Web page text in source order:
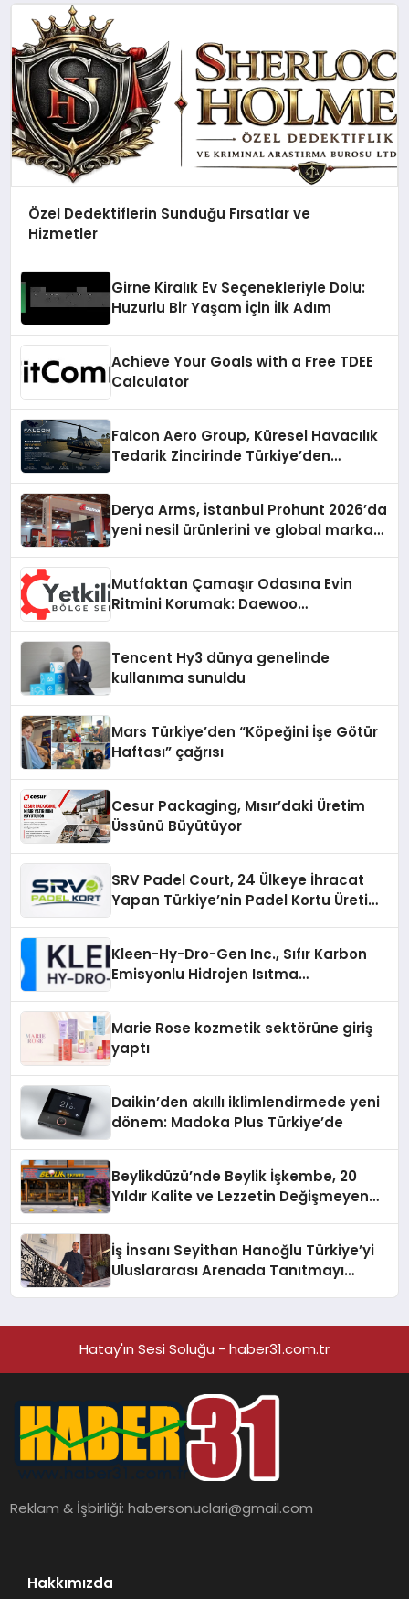
Özel Dedektiflerin Sunduğu Fırsatlar ve
Hizmetler
Girne Kiralık Ev Seçenekleriyle Dolu:
Huzurlu Bir Yaşam İçin İlk Adım
Achieve Your Goals with a Free TDEE
Calculator
Falcon Aero Group, Küresel Havacılık
Tedarik Zincirinde Türkiye’den
Derya Arms, İstanbul Prohunt 2026’da
yeni nesil ürünlerini ve global marka
Mutfaktan Çamaşır Odasına Evin
Ritmini Korumak: Daewoo
Tencent Hy3 dünya genelinde
kullanıma sunuldu
Mars Türkiye’den “Köpeğini İşe Götür
Haftası” çağrısı
Cesur Packaging, Mısır’daki Üretim
Üssünü Büyütüyor
SRV Padel Court, 24 Ülkeye İhracat
Yapan Türkiye’nin Padel Kortu Üretim
Kleen-Hy-Dro-Gen Inc., Sıfır Karbon
Emisyonlu Hidrojen Isıtma
Marie Rose kozmetik sektörüne giriş
yaptı
Daikin’den akıllı iklimlendirmede yeni
dönem: Madoka Plus Türkiye’de
Beylikdüzü’nde Beylik İşkembe, 20
Yıldır Kalite ve Lezzetin Değişmeyen
İş İnsanı Seyithan Hanoğlu Türkiye’yi
Uluslararası Arenada Tanıtmayı
Hatay'ın Sesi Soluğu - haber31.com.tr
Reklam & İşbirliği:habersonuclari@gmail.com
Hakkımızda